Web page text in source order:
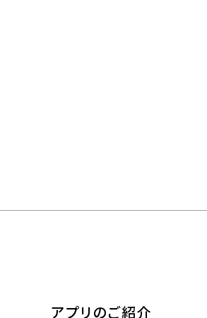
アプリのご紹介